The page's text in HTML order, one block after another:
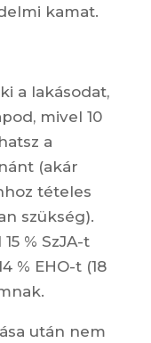
kamat.
a lakásodat,
mivel 10
a
(akár
tételes
szükség).
% SzJA-t
% EHO-t (18
után nem